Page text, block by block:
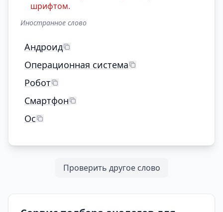
шрифтом.
Иностранное слово
Андроид
Операционная система
Робот
Смартфон
Ос
Проверить другое слово